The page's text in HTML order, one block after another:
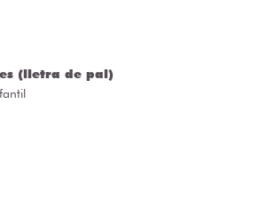
(lletra de pal)